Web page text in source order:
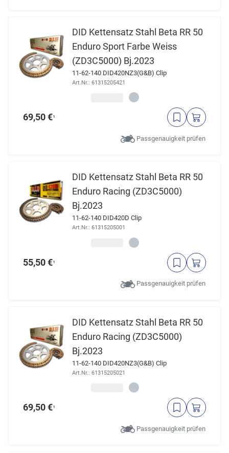
DID Kettensatz Stahl Beta RR 50
Enduro Sport Farbe Weiss
(ZD3C5000) Bj.2023
11-62-140 DID420NZ3(G&B) Clip
Art.Nr.: 61315205421
69,50 €¹
Passgenauigkeit prüfen
DID Kettensatz Stahl Beta RR 50
Enduro Racing (ZD3C5000)
Bj.2023
11-62-140 DID420D Clip
Art.Nr.: 61315205001
55,50 €¹
Passgenauigkeit prüfen
DID Kettensatz Stahl Beta RR 50
Enduro Racing (ZD3C5000)
Bj.2023
11-62-140 DID420NZ3(G&B) Clip
Art.Nr.: 61315205021
69,50 €¹
Passgenauigkeit prüfen